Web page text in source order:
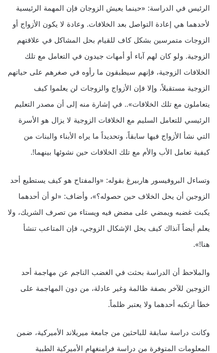
الرئيس في الدراسة: «حينما يعيش الزوجان فإن المهمة الرئيسية
لأحدهما هي إعادة التواصل بعد الخلافات. وعادة لا يكون الأزواج أو
الزوجات متمرسين بشكل كاف للقيام بحل المشاكل في علاقتهم
الزوجية. ولو كان لهم آباء أو أمهات جيدون في التعامل مع تلك
الخلافات الزوجية، فإنهم سيطبقون ما رأوه في صغرهم على حياتهم
الزوجية مستقبلاً، وإلا فإن الأزواج والزوجات لن يعلموا كيف
يتعاملون مع تلك الخلافات».. في إشارة منه إلى أن مصدر التعليم
الرئيسي للتعامل السليم مع الخلافات الزوجية لا يزال هو الأسرة
التي نشأ الأزواج فيها سابقاً، وتحديداً ما يراه الأبناء والبنات من
كيفية تعامل الأب والأم مع تلك الخلافات حين نشوئها بينهما!.
وتساءل البروفيسور هاربيرغ بقوله: «والمفتاح هو كيف يستطيع أحد
الزوجين أن يحل الخلاف حين حصوله؟»، وأضاف: «لو أن أحدهما
يكبت غضبه ويمضي على مضض فيه ويستاء من تصرف الشريك، ولا
يعلم أيضاً آنذاك كيف يحل الإشكال الزوجي، فإن المتاعب تنشأ
هنا!».
والملاحظ أن الدراسة بحثت في الغضب الناجم عن مهاجمة أحد
الزوجين للآخر بصفة ظالمة وغير عادلة، من دون المهاجمة على
خطأ ارتكبه أحدهما ولا يعتبر ظلماً.
وكانت دراسة سابقة للباحثين من جامعة ميريلاند الأميركية، ضمن
المعلومات المتوفرة من دراسة فرامنغهام الأميركية الطبية